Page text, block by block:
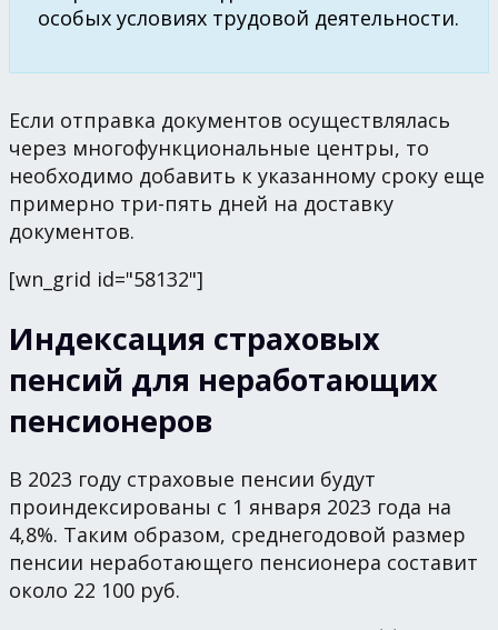
особых условиях трудовой деятельности.
Если отправка документов осуществлялась
через многофункциональные центры, то
необходимо добавить к указанному сроку еще
примерно три-пять дней на доставку
документов.
[wn_grid id="58132"]
Индексация страховых
пенсий для неработающих
пенсионеров
В 2023 году страховые пенсии будут
проиндексированы с 1 января 2023 года на
4,8%. Таким образом, среднегодовой размер
пенсии неработающего пенсионера составит
около 22 100 руб.